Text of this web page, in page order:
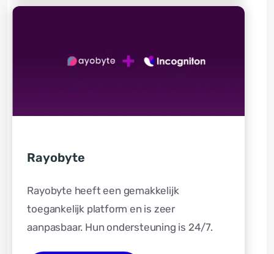
Rayobyte
Rayobyte heeft een gemakkelijk
toegankelijk platform en is zeer
aanpasbaar. Hun ondersteuning is 24/7.